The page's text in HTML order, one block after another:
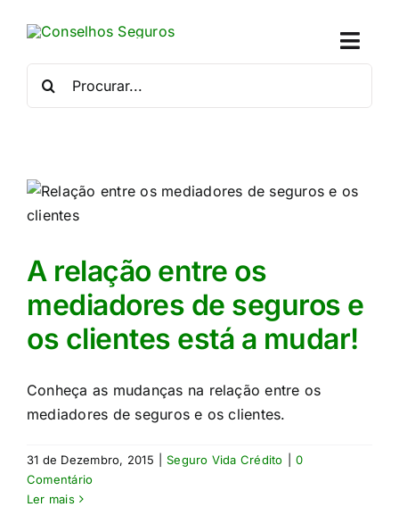
content
por:
A relação entre os
mediadores de seguros e
os clientes está a mudar!
Conheça as mudanças na relação entre os
mediadores de seguros e os clientes.
31 de Dezembro, 2015 Seguro Vida Crédito
0
Comentário
Ler mais